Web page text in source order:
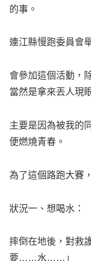
的事。
連江縣慢跑委員會
會參加這個活動，
當然是拿來丟人現
主要是因為被我的
便燃燒青春。
為了這個路跑大賽
狀況一、想喝水：
摔倒在地後，對救
要……水……」